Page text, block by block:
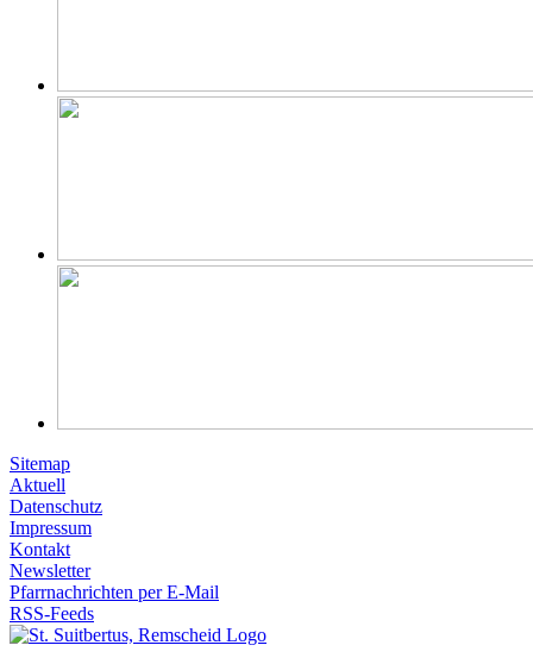
Sitemap
Aktuell
Datenschutz
Impressum
Kontakt
Newsletter
Pfarrnachrichten per E-Mail
RSS-Feeds